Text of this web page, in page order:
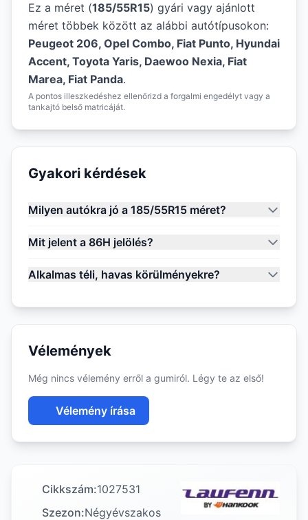
Ez a méret (185/55R15) gyári vagy ajánlott
méret többek között az alábbi autótípusokon:
Peugeot 206, Opel Combo, Fiat Punto, Hyundai
Accent, Toyota Yaris, Daewoo Nexia, Fiat
Marea, Fiat Panda.
A pontos illeszkedéshez ellenőrizd a forgalmi engedélyt vagy a
tankajtó belső matricáját.
Gyakori kérdések
Milyen autókra jó a 185/55R15 méret?
Mit jelent a 86H jelölés?
Alkalmas téli, havas körülményekre?
Vélemények
Még nincs vélemény erről a gumiról. Légy te az első!
Vélemény írása
Cikkszám:1027531
Szezon:Négyévszakos